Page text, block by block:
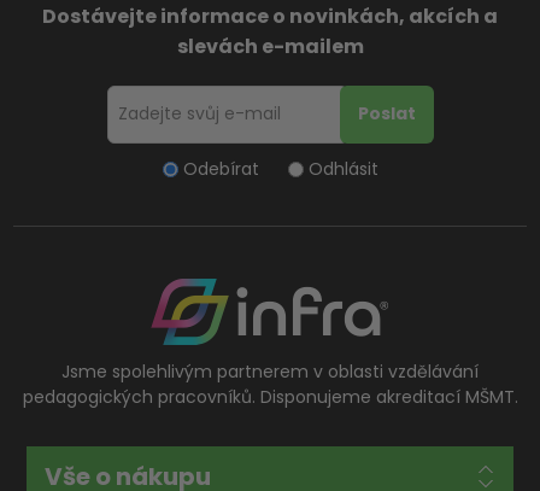
Dostávejte informace o novinkách, akcích a
slevách e-mailem
Odebírat Odhlásit
Jsme spolehlivým partnerem v oblasti vzdělávání
pedagogických pracovníků. Disponujeme akreditací MŠMT.
Vše o nákupu